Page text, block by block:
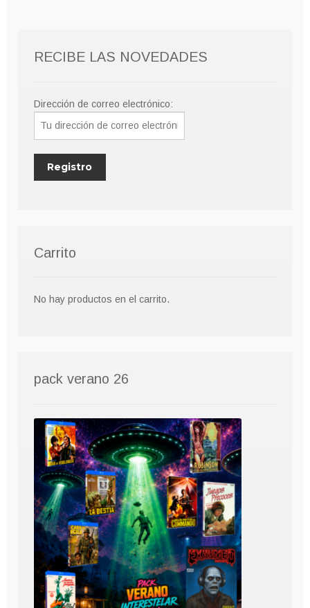
RECIBE LAS NOVEDADES
Dirección de correo electrónico:
Carrito
No hay productos en el carrito.
pack verano 26